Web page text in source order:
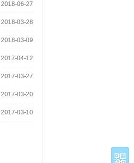
2018-06-27
2018-03-28
2018-03-09
2017-04-12
2017-03-27
2017-03-20
2017-03-10